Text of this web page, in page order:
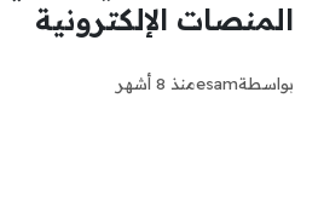
المنصات الإلكترونية
بواسطةesamمنذ 8 أشهر